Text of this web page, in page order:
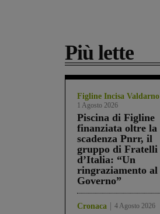
Più lette
Figline Incisa Valdarno
1 Agosto 2026
Piscina di Figline
finanziata oltre la
scadenza Pnrr, il
gruppo di Fratelli
d’Italia: “Un
ringraziamento al
Governo”
Cronaca 4 Agosto 2026